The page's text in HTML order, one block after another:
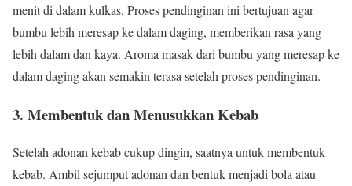
menit di dalam kulkas. Proses pendinginan ini bertujuan agar
bumbu lebih meresap ke dalam daging, memberikan rasa yang
lebih dalam dan kaya. Aroma masak dari bumbu yang meresap ke
dalam daging akan semakin terasa setelah proses pendinginan.
3. Membentuk dan Menusukkan Kebab
Setelah adonan kebab cukup dingin, saatnya untuk membentuk
kebab. Ambil sejumput adonan dan bentuk menjadi bola atau